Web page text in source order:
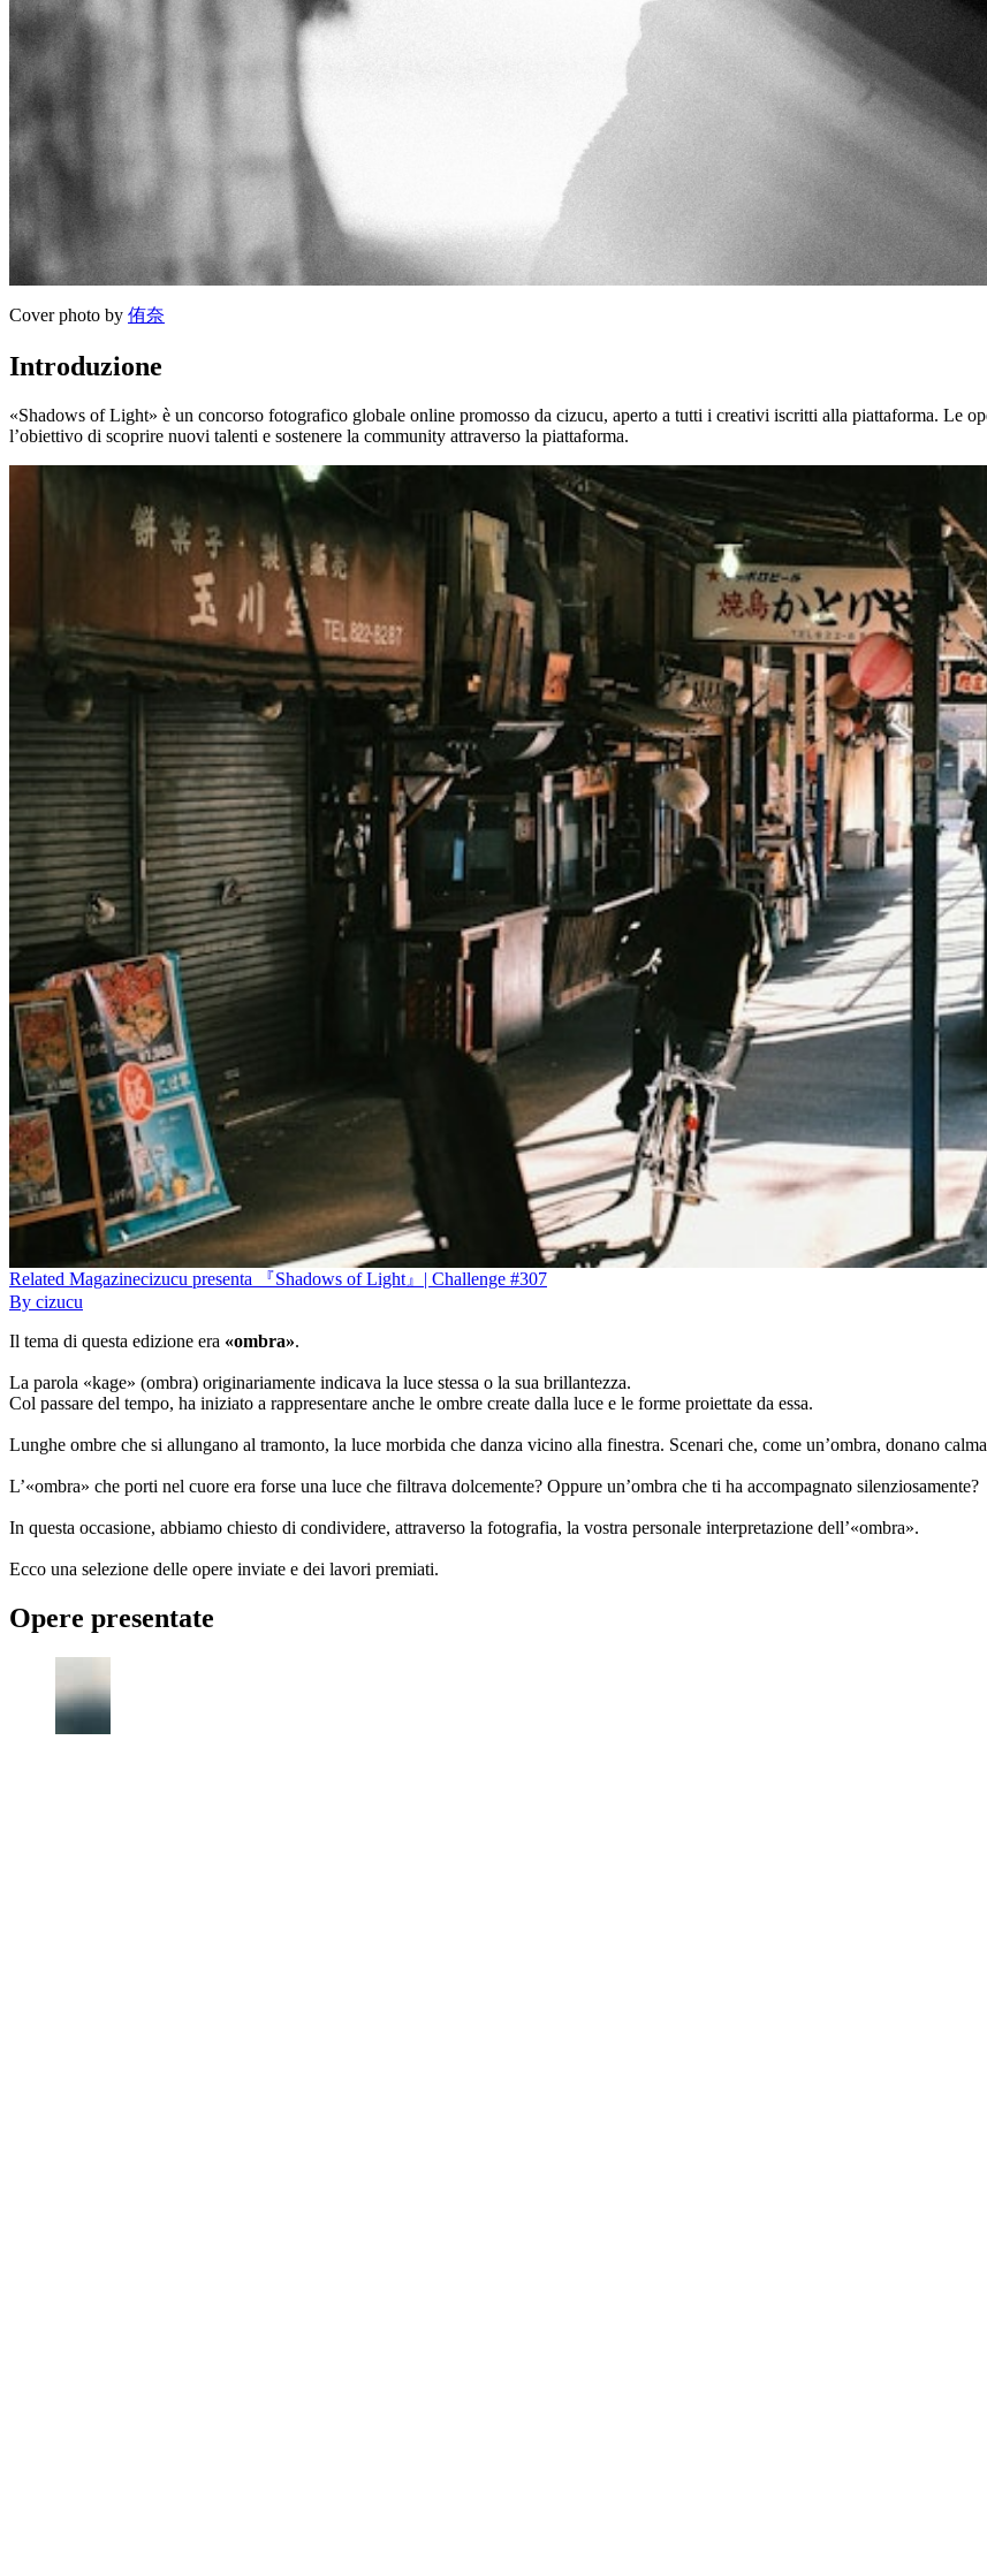
Cover photo by 侑奈
Introduzione
«Shadows of Light» è un concorso fotografico globale online promosso da cizucu, aperto a tutti i creativi iscritti alla piattaforma. Le
l’obiettivo di scoprire nuovi talenti e sostenere la community attraverso la piattaforma.
Related Magazinecizucu presenta 『Shadows of Light』| Challenge #307
By cizucu
Il tema di questa edizione era «ombra».
La parola «kage» (ombra) originariamente indicava la luce stessa o la sua brillantezza.
Col passare del tempo, ha iniziato a rappresentare anche le ombre create dalla luce e le forme proiettate da essa.
Lunghe ombre che si allungano al tramonto, la luce morbida che danza vicino alla finestra. Scenari che, come un’ombra, donano
L’«ombra» che porti nel cuore era forse una luce che filtrava dolcemente? Oppure un’ombra che ti ha accompagnato silenziosamente?
In questa occasione, abbiamo chiesto di condividere, attraverso la fotografia, la vostra personale interpretazione dell’«ombra».
Ecco una selezione delle opere inviate e dei lavori premiati.
Opere presentate